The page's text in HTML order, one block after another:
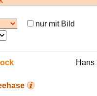
nur mit Bild
Hans